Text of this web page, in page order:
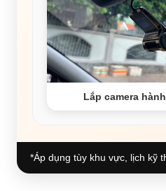
Lắp camera
*Áp dụng tùy khu vực, lịch kỹ